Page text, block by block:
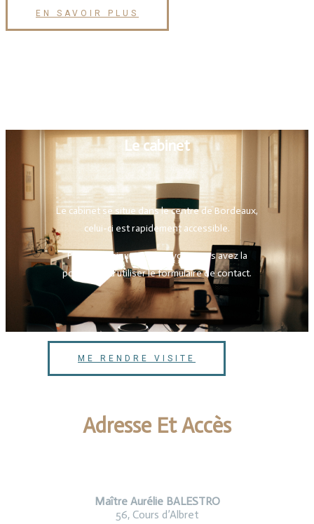
EN SAVOIR PLUS
Le cabinet
Le cabinet se situe dans le centre de Bordeaux,
celui-ci est rapidement accessible.
Pour obtenir un rendez-vous vous avez la
possibilité d’utiliser le formulaire de contact.
ME RENDRE VISITE
Adresse Et Accès
Maître Aurélie BALESTRO
56, Cours d’Albret